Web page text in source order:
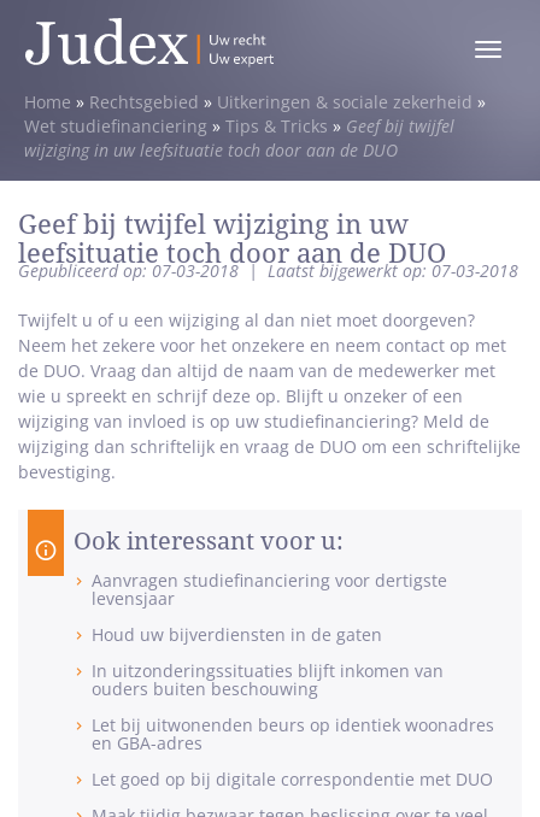
Toggle
Home » Rechtsgebied » Uitkeringen & sociale zekerheid »
Wet studiefinanciering » Tips & Tricks » Geef bij twijfel
wijziging in uw leefsituatie toch door aan de DUO
Geef bij twijfel wijziging in uw
leefsituatie toch door aan de DUO
Gepubliceerd op: 07-03-2018|Laatst bijgewerkt op: 07-03-2018
Twijfelt u of u een wijziging al dan niet moet doorgeven?
Neem het zekere voor het onzekere en neem contact op met
de DUO. Vraag dan altijd de naam van de medewerker met
wie u spreekt en schrijf deze op. Blijft u onzeker of een
wijziging van invloed is op uw studiefinanciering? Meld de
wijziging dan schriftelijk en vraag de DUO om een schriftelijke
bevestiging.
Ook interessant voor u:
Aanvragen studiefinanciering voor dertigste
levensjaar
Houd uw bijverdiensten in de gaten
In uitzonderingssituaties blijft inkomen van
ouders buiten beschouwing
Let bij uitwonenden beurs op identiek woonadres
en GBA-adres
Let goed op bij digitale correspondentie met DUO